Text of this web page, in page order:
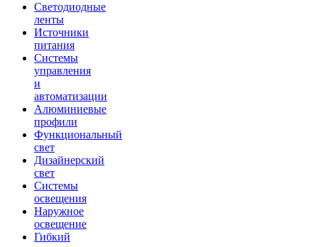
Светодиодные
ленты
Источники
питания
Системы
управления
и
автоматизации
Алюминиевые
профили
Функциональный
свет
Дизайнерский
свет
Системы
освещения
Наружное
освещение
Гибкий